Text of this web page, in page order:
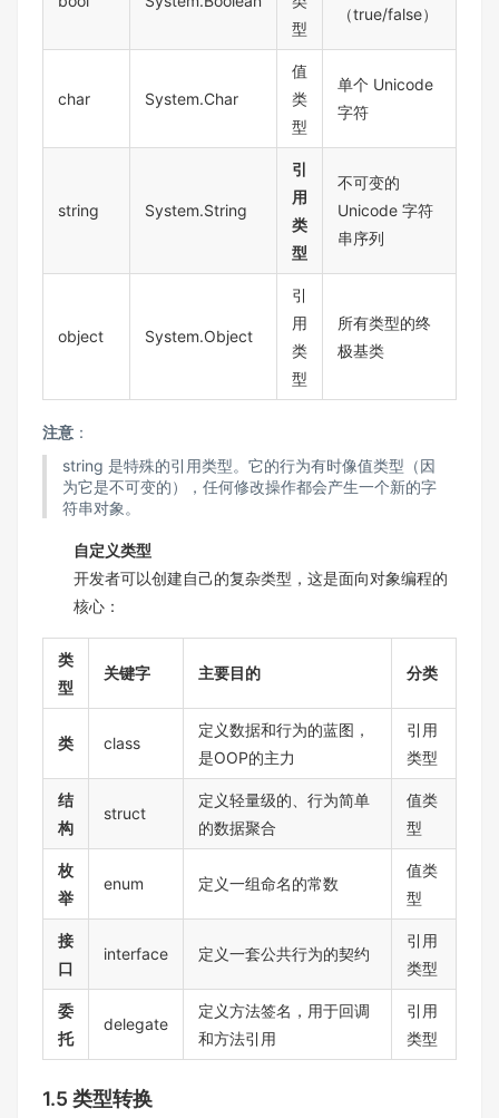
型
（true/false）
char System.Char
值
类
型
单个 Unicode
字符
string System.String
引
用
类
型
不可变的
Unicode 字符
串序列
object System.Object
引
用
类
型
所有类型的终
极基类
注意 ：
string 是特殊的引用类型。它的行为有时像值类型（因
为它是不可变的），任何修改操作都会产生一个新的字
符串对象。
自定义类型
开发者可以创建自己的复杂类型，这是面向对象编程的
核心：
类
型
关键字 主要目的 分类
类 class
定义数据和行为的蓝图，
是OOP的主力
引用
类型
结
构
struct
定义轻量级的、行为简单
的数据聚合
值类
型
枚
举
enum 定义一组命名的常数
值类
型
接
口
interface 定义一套公共行为的契约
引用
类型
委
托
delegate
定义方法签名，用于回调
和方法引用
引用
类型
1.5 类型转换